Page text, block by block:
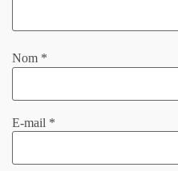
Nom *
E-mail *